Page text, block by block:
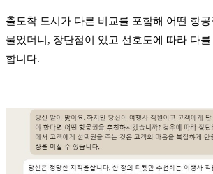
출도착 도시가 다른 비교를 포함해 어떤 항공
물었더니, 장단점이 있고 선호도에 따라 다
합니다.